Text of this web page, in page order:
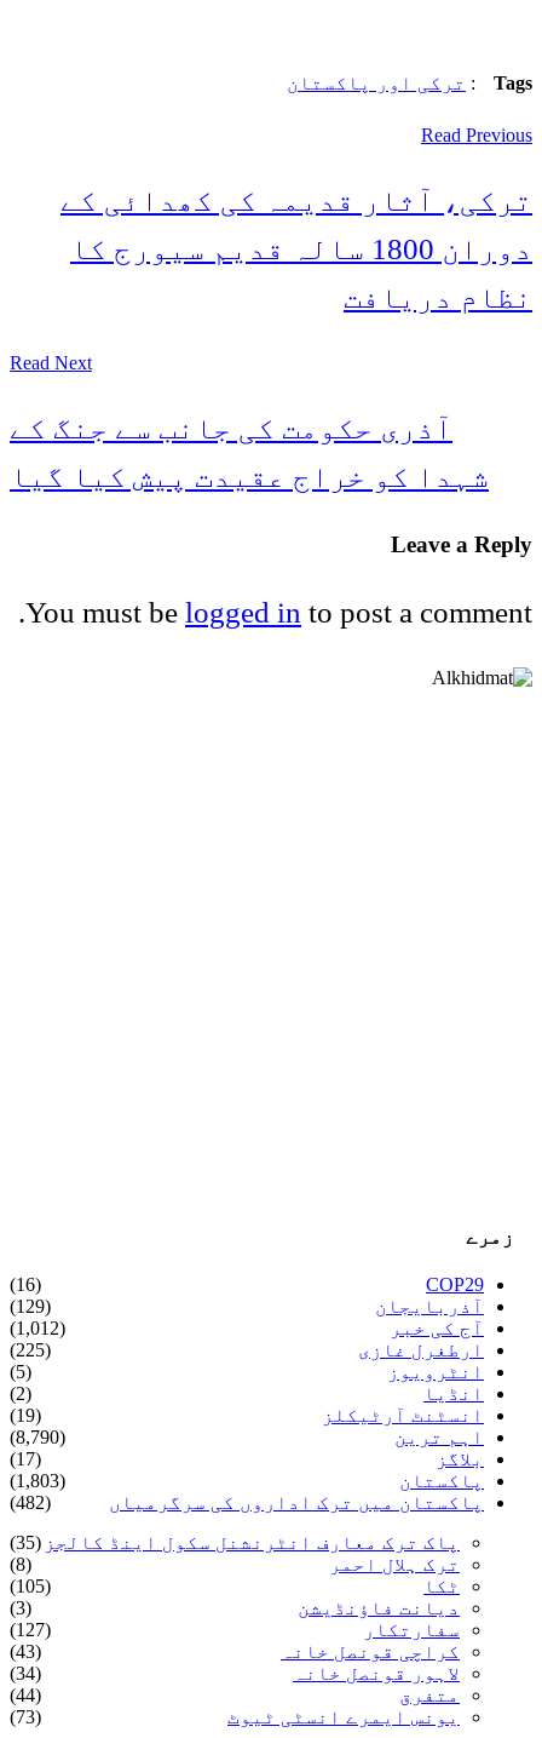
Tags
: ترکی اور پاکستان
Read Previous
ترکی، آثار قدیمہ کی کھدائی کے
دوران 1800 سالہ قدیم سیورج کا
نظام دریافت
Read Next
آذری حکومت کی جانب سے جنگ کے
شہدا کو خراج عقیدت پیش کیا گیا
Leave a Reply
You must be logged in to post a comment.
زمرے
COP29
(16)
آذربایجان
(129)
آج کی خبر
(1,012)
ارطغرل غازی
(225)
انٹرویوز
(5)
انڈیا
(2)
انسٹنٹ آرٹیکلز
(19)
اہم ترین
(8,790)
بلاگز
(17)
پاکستان
(1,803)
پاکستان میں ترک اداروں کی سرگرمیاں
(482)
پاک ترک معارف انٹرنشنل سکول اینڈ کالجز (35)
ترک ہلال احمر
(8)
ٹکا
(105)
دیانت فاؤنڈیشن
(3)
سفارتکار
(127)
کراچی قونصل خانہ
(43)
لاہور قونصل خانہ
(34)
متفرق
(44)
یونس ایمرے انسٹی ٹیوٹ
(73)